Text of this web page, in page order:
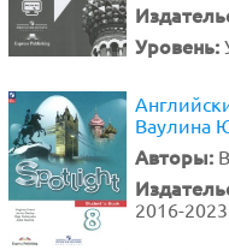
Уровень:
Ваулина
Авторы:
2016-2023